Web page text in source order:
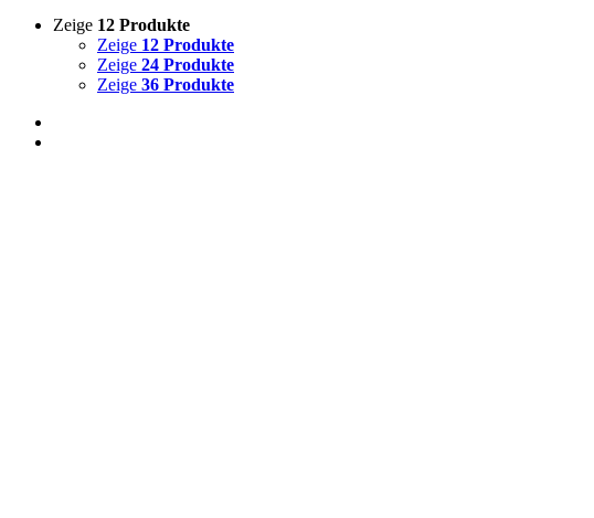
Zeige 12 Produkte
Zeige 12 Produkte
Zeige 24 Produkte
Zeige 36 Produkte